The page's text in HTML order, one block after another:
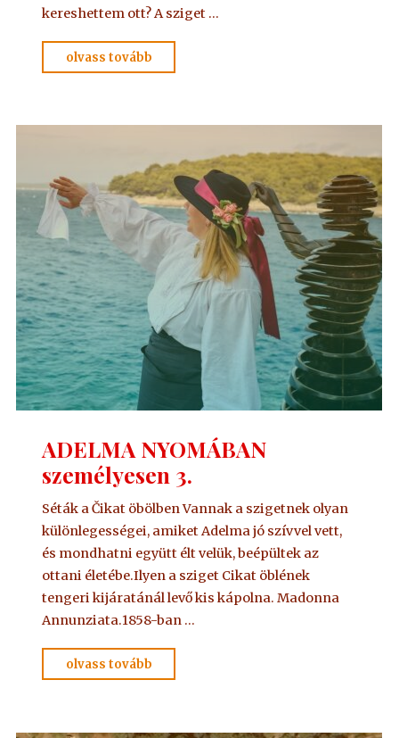
kereshettem ott? A sziget …
olvass tovább
NYOMÁBAN
–
ADELMA NYOMÁBAN
személyesen 3.
Séták a Čikat öbölben Vannak a szigetnek olyan
különlegességei, amiket Adelma jó szívvel vett,
és mondhatni együtt élt velük, beépültek az
ottani életébe.Ilyen a sziget Cikat öblének
tengeri kijáratánál levő kis kápolna. Madonna
Annunziata.1858-ban …
olvass tovább
NYOMÁBAN
3."